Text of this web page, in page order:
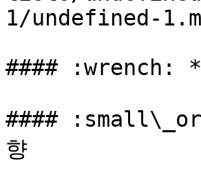
1/undefined-
#### :wrench:
####
향